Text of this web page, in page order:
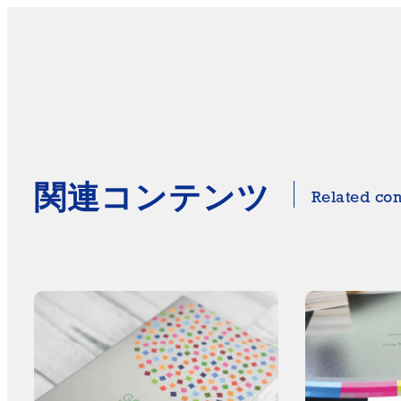
関連コンテンツ Related